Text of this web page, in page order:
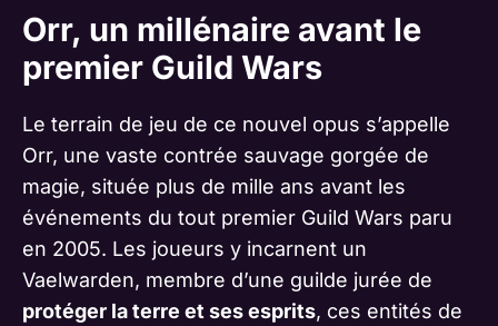
Orr, un millénaire avant le
premier Guild Wars
Le terrain de jeu de ce nouvel opus s’appelle
Orr, une vaste contrée sauvage gorgée de
magie, située plus de mille ans avant les
événements du tout premier Guild Wars paru
en 2005. Les joueurs y incarnent un
Vaelwarden, membre d’une guilde jurée de
protéger la terre et ses esprits, ces entités de